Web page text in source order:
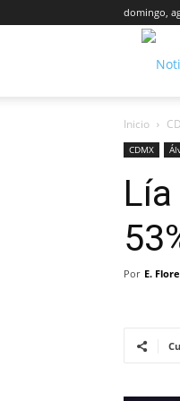
domingo,
Inicio
CDMX
Por E.